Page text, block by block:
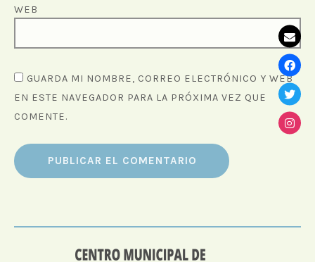
WEB
GUARDA MI NOMBRE, CORREO ELECTRÓNICO Y WEB
EN ESTE NAVEGADOR PARA LA PRÓXIMA VEZ QUE
COMENTE.